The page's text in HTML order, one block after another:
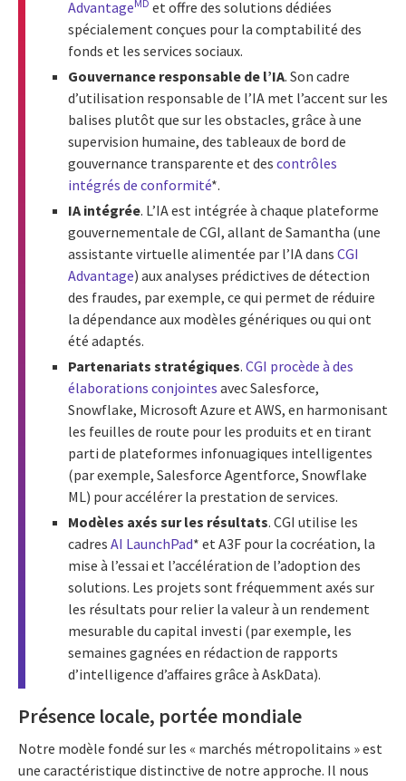
AdvantageMD et offre des solutions dédiées
spécialement conçues pour la comptabilité des
fonds et les services sociaux.
Gouvernance responsable de l’IA. Son cadre
d’utilisation responsable de l’IA met l’accent sur les
balises plutôt que sur les obstacles, grâce à une
supervision humaine, des tableaux de bord de
gouvernance transparente et des contrôles
intégrés de conformité*.
IA intégrée. L’IA est intégrée à chaque plateforme
gouvernementale de CGI, allant de Samantha (une
assistante virtuelle alimentée par l’IA dans CGI
Advantage) aux analyses prédictives de détection
des fraudes, par exemple, ce qui permet de réduire
la dépendance aux modèles génériques ou qui ont
été adaptés.
Partenariats stratégiques. CGI procède à des
élaborations conjointes avec Salesforce,
Snowflake, Microsoft Azure et AWS, en harmonisant
les feuilles de route pour les produits et en tirant
parti de plateformes infonuagiques intelligentes
(par exemple, Salesforce Agentforce, Snowflake
ML) pour accélérer la prestation de services.
Modèles axés sur les résultats. CGI utilise les
cadres AI LaunchPad* et A3F pour la cocréation, la
mise à l’essai et l’accélération de l’adoption des
solutions. Les projets sont fréquemment axés sur
les résultats pour relier la valeur à un rendement
mesurable du capital investi (par exemple, les
semaines gagnées en rédaction de rapports
d’intelligence d’affaires grâce à AskData).
Présence locale, portée mondiale
Notre modèle fondé sur les « marchés métropolitains » est
une caractéristique distinctive de notre approche. Il nous